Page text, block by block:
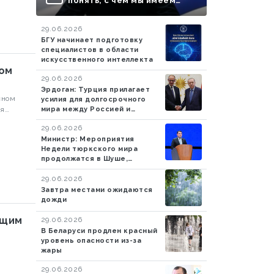
29.06.2026
БГУ начинает подготовку
специалистов в области
искусственного интеллекта
29.06.2026
Эрдоган: Турция прилагает
усилия для долгосрочного
мира между Россией и
Украиной
29.06.2026
Министр: Мероприятия
Недели тюркского мира
продолжатся в Шуше,
Ханкенди и Агдаме
29.06.2026
Завтра местами ожидаются
дожди
29.06.2026
В Беларуси продлен красный
уровень опасности из-за
жары
29.06.2026